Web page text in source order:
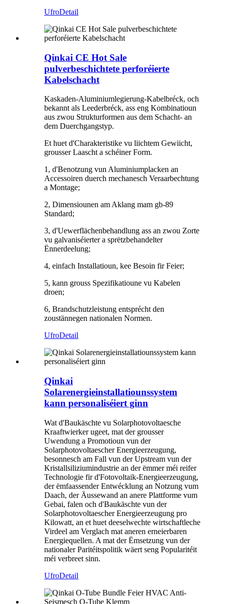
UfroDetail
Qinkai CE Hot Sale
pulverbeschichtete perforéierte
Kabelschacht
Kaskaden-Aluminiumlegierung-Kabelbréck, och
bekannt als Leederbréck, ass eng Kombinatioun
aus zwou Strukturformen aus dem Schacht- an
dem Duerchgangstyp.
Et huet d'Charakteristike vu liichtem Gewiicht,
grousser Laascht a schéiner Form.
1, d'Benotzung vun Aluminiumplacken an
Accessoiren duerch mechanesch Veraarbechtung
a Montage;
2, Dimensiounen am Aklang mam gb-89
Standard;
3, d'Uewerflächenbehandlung ass an zwou Zorte
vu galvaniséierter a sprëtzbehandelter
Ënnerdeelung;
4, einfach Installatioun, kee Besoin fir Feier;
5, kann grouss Spezifikatioune vu Kabelen
droen;
6, Brandschutzleistung entsprécht den
zoustännegen nationalen Normen.
UfroDetail
Qinkai
Solarenergieinstallatiounssystem
kann personaliséiert ginn
Wat d'Baukäschte vu Solarphotovoltaesche
Kraaftwierker ugeet, mat der grousser
Uwendung a Promotioun vun der
Solarphotovoltaescher Energieerzeugung,
besonnesch am Fall vun der Upstream vun der
Kristallsiliziumindustrie an der ëmmer méi reifer
Technologie fir d'Fotovoltaik-Energieerzeugung,
der ëmfaassender Entwécklung an Notzung vum
Daach, der Äussewand an anere Plattforme vum
Gebai, falen och d'Baukäschte vun der
Solarphotovoltaescher Energieerzeugung pro
Kilowatt, an et huet deeselwechte wirtschaftleche
Virdeel am Verglach mat aneren erneierbaren
Energiequellen. A mat der Ëmsetzung vun der
nationaler Paritéitspolitik wäert seng Popularitéit
méi verbreet sinn.
UfroDetail